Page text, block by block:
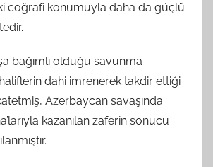
coğrafi konumuyla daha da güçlü
bağımlı olduğu savunma
dahi imrenerek takdir ettiği
Azerbaycan savaşında
kazanılan zaferin sonucu